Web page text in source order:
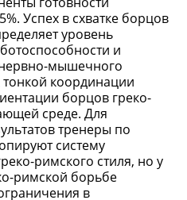
Успех в схватке борцов
уровень
и
мышечного
тонкой координации
борцов греко-
среде. Для
тренеры по
систему
римского стиля, но у
римской борьбе
в